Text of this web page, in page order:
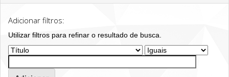
Adicionar filtros:
Utilizar filtros para refinar o resultado de busca.